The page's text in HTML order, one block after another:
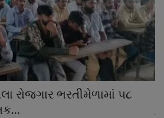
રોજગાર ભરતીમેળામાં ૫૮